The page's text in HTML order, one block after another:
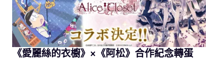
《愛麗絲的衣櫥》×《阿松》合作紀念轉蛋